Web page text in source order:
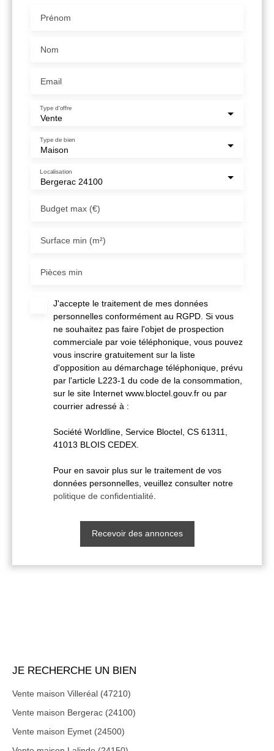
Prénom
Nom
Email
Vente
Type d'offre
Maison
Type de bien
Bergerac 24100
Localisation
Budget max (€)
Surface min (m²)
Pièces min
J'accepte le traitement de mes données
personnelles conformément au RGPD. Si vous
ne souhaitez pas faire l'objet de prospection
commerciale par voie téléphonique, vous pouvez
vous inscrire gratuitement sur la liste
d'opposition au démarchage téléphonique, prévu
par l'article L223-1 du code de la consommation,
sur le site Internet www.bloctel.gouv.fr ou par
courrier adressé à :
Société Worldline, Service Bloctel, CS 61311,
41013 BLOIS CEDEX.
Pour en savoir plus sur le traitement de vos
données personnelles, veuillez consulter notre
politique de confidentialité
Recevoir des annonces
JE RECHERCHE UN BIEN
Vente maison Villeréal (47210)
Vente maison Bergerac (24100)
Vente maison Eymet (24500)